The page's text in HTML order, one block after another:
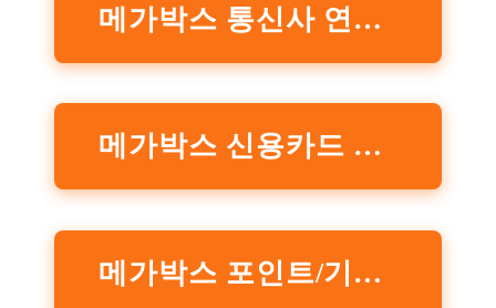
메가박스 통신사 연계 할인 정보
메가박스 신용카드 제휴사 할인 정보
메가박스 포인트/기타제휴 할인 정보